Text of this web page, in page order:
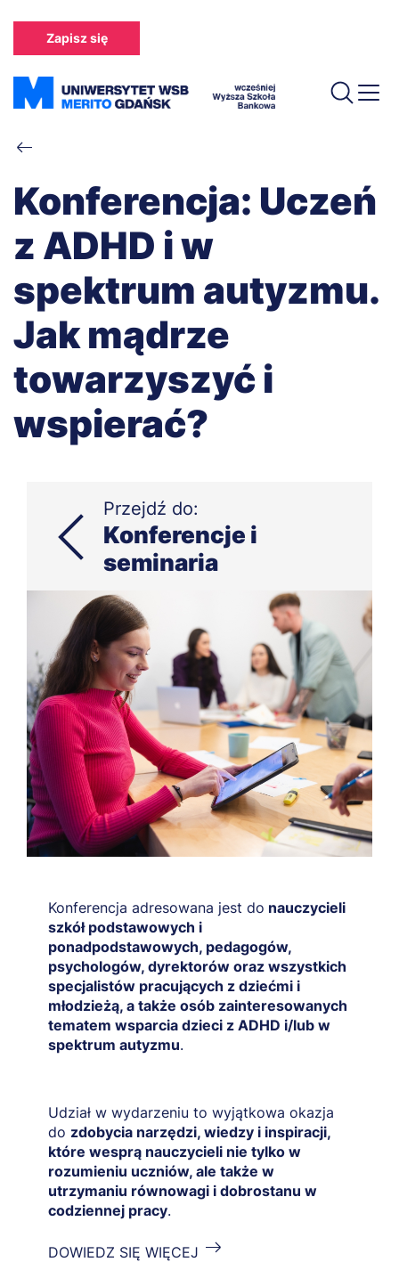
treści
Zapisz się
Ścieżka
nawigacyjna
Konferencja: Uczeń
z ADHD i w
spektrum autyzmu.
Jak mądrze
towarzyszyć i
wspierać?
Przejdź do:
Konferencje i
seminaria
Konferencja adresowana jest do nauczycieli
szkół podstawowych i
ponadpodstawowych, pedagogów,
psychologów, dyrektorów oraz wszystkich
specjalistów pracujących z dziećmi i
młodzieżą, a także osób zainteresowanych
tematem wsparcia dzieci z ADHD i/lub w
spektrum autyzmu.
Udział w wydarzeniu to wyjątkowa okazja
do zdobycia narzędzi, wiedzy i inspiracji,
które wesprą nauczycieli nie tylko w
rozumieniu uczniów, ale także w
utrzymaniu równowagi i dobrostanu w
codziennej pracy.
DOWIEDZ SIĘ WIĘCEJ